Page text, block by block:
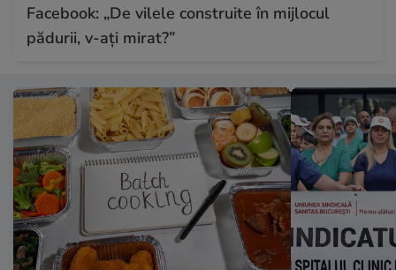
Facebook: „De vilele construite în mijlocul
pădurii, v-ați mirat?”